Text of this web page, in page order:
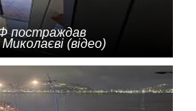
постраждав
(відео)